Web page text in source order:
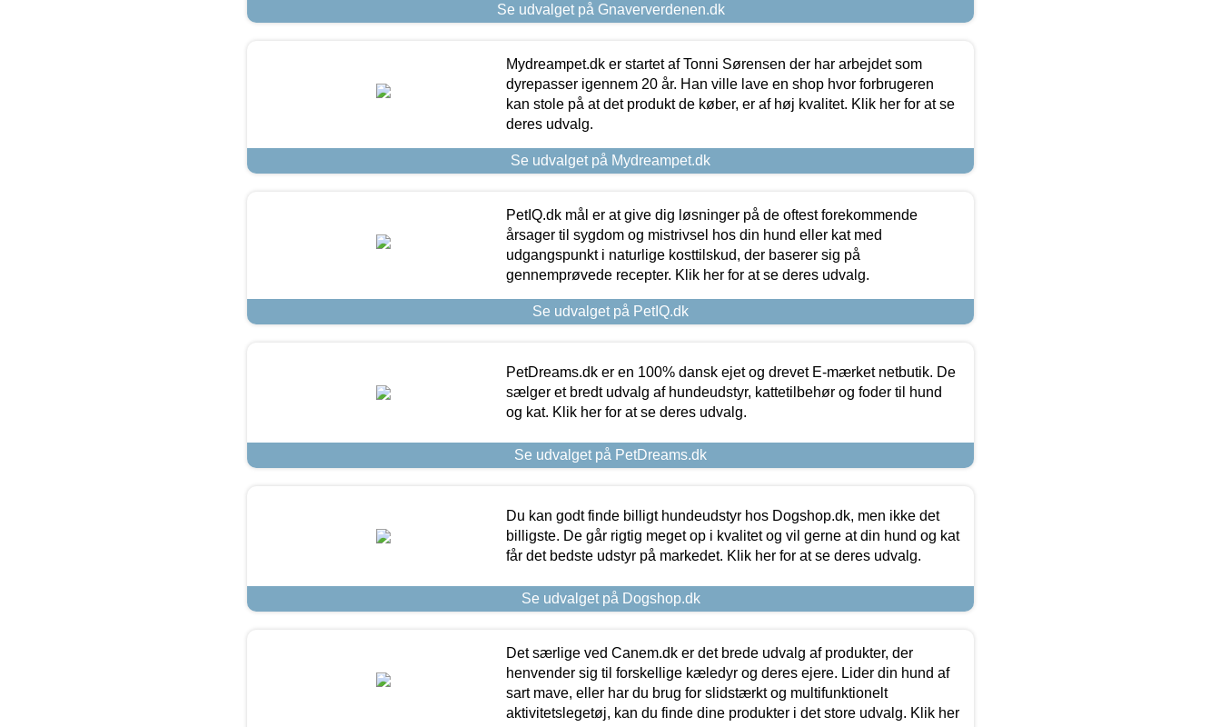
Se udvalget på Gnaververdenen.dk
Mydreampet.dk er startet af Tonni Sørensen der har arbejdet som
dyrepasser igennem 20 år. Han ville lave en shop hvor forbrugeren
kan stole på at det produkt de køber, er af høj kvalitet. Klik her for at se
deres udvalg.
Se udvalget på Mydreampet.dk
PetIQ.dk mål er at give dig løsninger på de oftest forekommende
årsager til sygdom og mistrivsel hos din hund eller kat med
udgangspunkt i naturlige kosttilskud, der baserer sig på
gennemprøvede recepter. Klik her for at se deres udvalg.
Se udvalget på PetIQ.dk
PetDreams.dk er en 100% dansk ejet og drevet E-mærket netbutik. De
sælger et bredt udvalg af hundeudstyr, kattetilbehør og foder til hund
og kat. Klik her for at se deres udvalg.
Se udvalget på PetDreams.dk
Du kan godt finde billigt hundeudstyr hos Dogshop.dk, men ikke det
billigste. De går rigtig meget op i kvalitet og vil gerne at din hund og kat
får det bedste udstyr på markedet. Klik her for at se deres udvalg.
Se udvalget på Dogshop.dk
Det særlige ved Canem.dk er det brede udvalg af produkter, der
henvender sig til forskellige kæledyr og deres ejere. Lider din hund af
sart mave, eller har du brug for slidstærkt og multifunktionelt
aktivitetslegetøj, kan du finde dine produkter i det store udvalg. Klik her